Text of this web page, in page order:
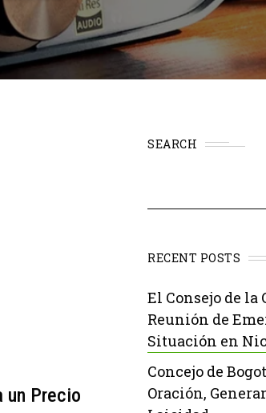
un Precio
SEARCH
RECENT POSTS
El Consejo de la
Reunión de
Situación en
Concejo de
Oración,